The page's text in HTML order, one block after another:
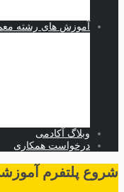
آموزش های رشته
وبلاگ آکادمی
درخواست همکاری
شروع پلتفرم